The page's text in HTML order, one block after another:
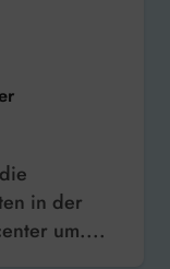
in der
um....